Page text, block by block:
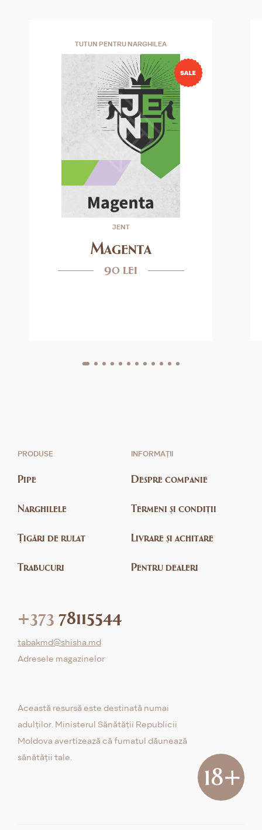
TUTUN PENTRU NARGHILEA
JENT
Magenta
90 lei
PRODUSE
Pipe
Narghilele
Țigări de rulat
Trabucuri
INFORMAȚII
Despre companie
Termeni și condiții
Livrare și achitare
Pentru dealeri
+373 78115544
tabakmd@shisha.md
Adresele magazinelor
Această resursă este destinată numai
adulților. Ministerul Sănătății Republicii
Moldova avertizează că fumatul dăunează
sănătății tale.